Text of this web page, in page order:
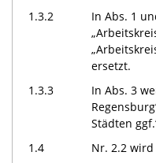
1.3.2
In Abs. 1
ersetzt.
1.3.3
In Abs. 3
Städten
1.4
Nr. 2.2